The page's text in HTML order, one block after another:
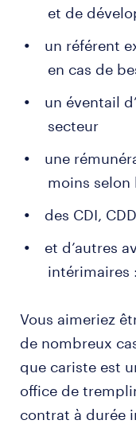
déplacement
constat et
service
déchargement
palettisation
l'espace de
des outillages
protection
maintenance
manutention
et de
un référent
en cas de
un éventail
secteur
une
moins selon
des CDI,
et d’autres
intérimaires :
Vous aimeriez
de nombreux
que cariste est
office de
contrat à durée